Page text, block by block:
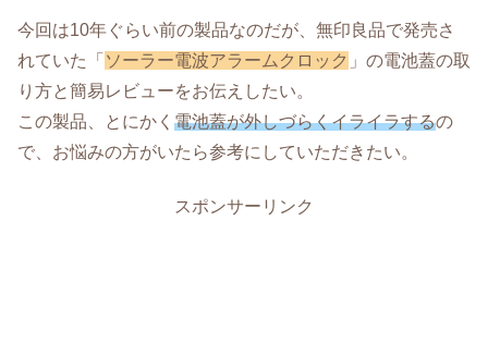
今回は10年ぐらい前の製品なのだが、無印良品で発売さ
れていた「 ソーラー電波アラームクロック 」の電池蓋の取
り方と簡易レビューをお伝えしたい。
この製品、とにかく 電池蓋が外しづらくイライラするの
で、お悩みの方がいたら参考にしていただきたい。
スポンサーリンク